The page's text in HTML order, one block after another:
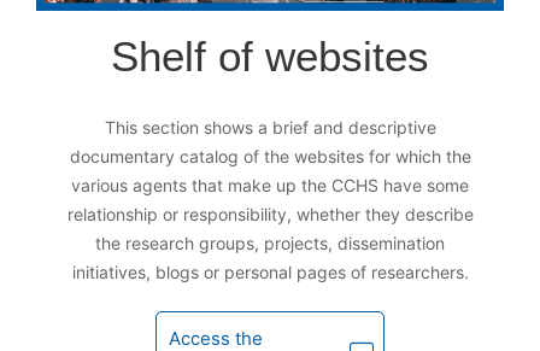
Shelf of websites
This section shows a brief and descriptive
documentary catalog of the websites for which the
various agents that make up the CCHS have some
relationship or responsibility, whether they describe
the research groups, projects, dissemination
initiatives, blogs or personal pages of researchers.
Access the